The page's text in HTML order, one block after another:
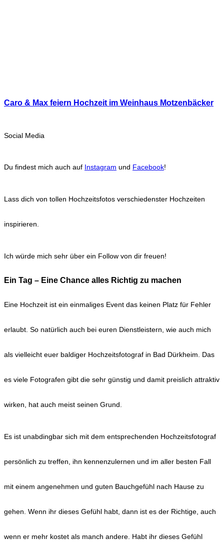
Caro & Max feiern Hochzeit im Weinhaus Motzenbäcker
Social Media
Du findest mich auch auf Instagram und Facebook!
Lass dich von tollen Hochzeitsfotos verschiedenster Hochzeiten
inspirieren.
Ich würde mich sehr über ein Follow von dir freuen!
Ein Tag – Eine Chance alles Richtig zu machen
Eine Hochzeit ist ein einmaliges Event das keinen Platz für Fehler
erlaubt. So natürlich auch bei euren Dienstleistern, wie auch mich
als vielleicht euer baldiger Hochzeitsfotograf in Bad Dürkheim. Das
es viele Fotografen gibt die sehr günstig und damit preislich attraktiv
wirken, hat auch meist seinen Grund.
Es ist unabdingbar sich mit dem entsprechenden Hochzeitsfotograf
persönlich zu treffen, ihn kennenzulernen und im aller besten Fall
mit einem angenehmen und guten Bauchgefühl nach Hause zu
gehen. Wenn ihr dieses Gefühl habt, dann ist es der Richtige, auch
wenn er mehr kostet als manch andere. Habt ihr dieses Gefühl